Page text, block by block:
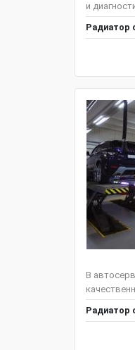
и
Радиатор
В
Радиатор